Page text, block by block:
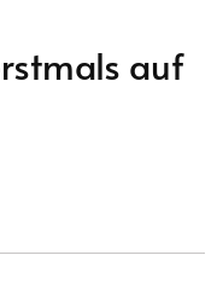
auf